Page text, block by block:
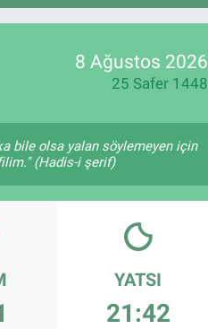
0.18
8 Ağustos 2026
25 Safer 1448
bile olsa yalan söylemeyen için
(Hadis-i şerif)
YATSI
21:42